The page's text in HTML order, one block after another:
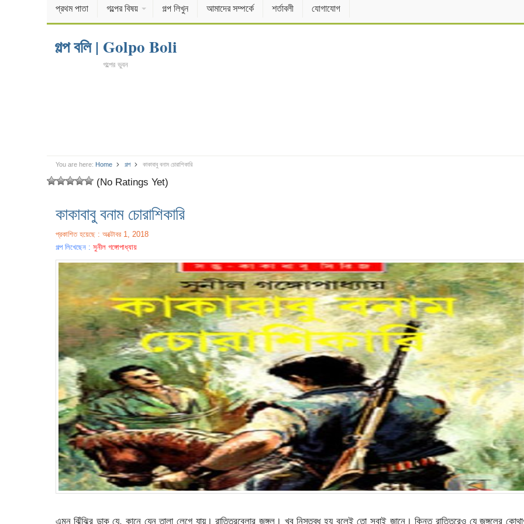
প্রথম পাতা গল্পের বিষয় গল্প লিখুন আমাদের সম্পর্কে শর্তাবলী যোগাযোগ
গল্প বলি | Golpo Boli
গল্পের ভুবন
You are here: Home গল্প কাকাবাবু বনাম চোরাশিকারি
(No Ratings Yet)
কাকাবাবু বনাম চোরাশিকারি
প্রকাশিত হয়েছে : অক্টোবর 1, 2018
গল্প লিখেছেন : সুনীল গঙ্গোপাধ্যায়
এমন ঝিঁঝির ডাক যে, কানে যেন তালা লেগে যায়। রাত্তিরবেলার জঙ্গল। খুব নিস্তব্ধ হয় বলেই তো সবাই জানে। কিন্তু রাত্তিরেও যে জঙ্গলের